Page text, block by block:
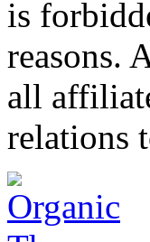
is
reasons.
all
relations